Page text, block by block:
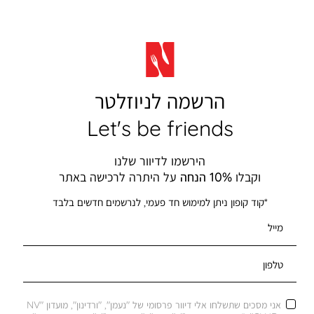
הרשמה לניוזלטר
Let's be friends
הירשמו לדיוור שלנו
וקבלו 10% הנחה על היתרה לרכישה באתר
*קוד קופון ניתן למימוש חד פעמי, לנרשמים חדשים בלבד
מייל
טלפון
אני מסכים שתשלחו אלי דיוור פרסומי של "נעמן", "ורדינון", מועדון "NV